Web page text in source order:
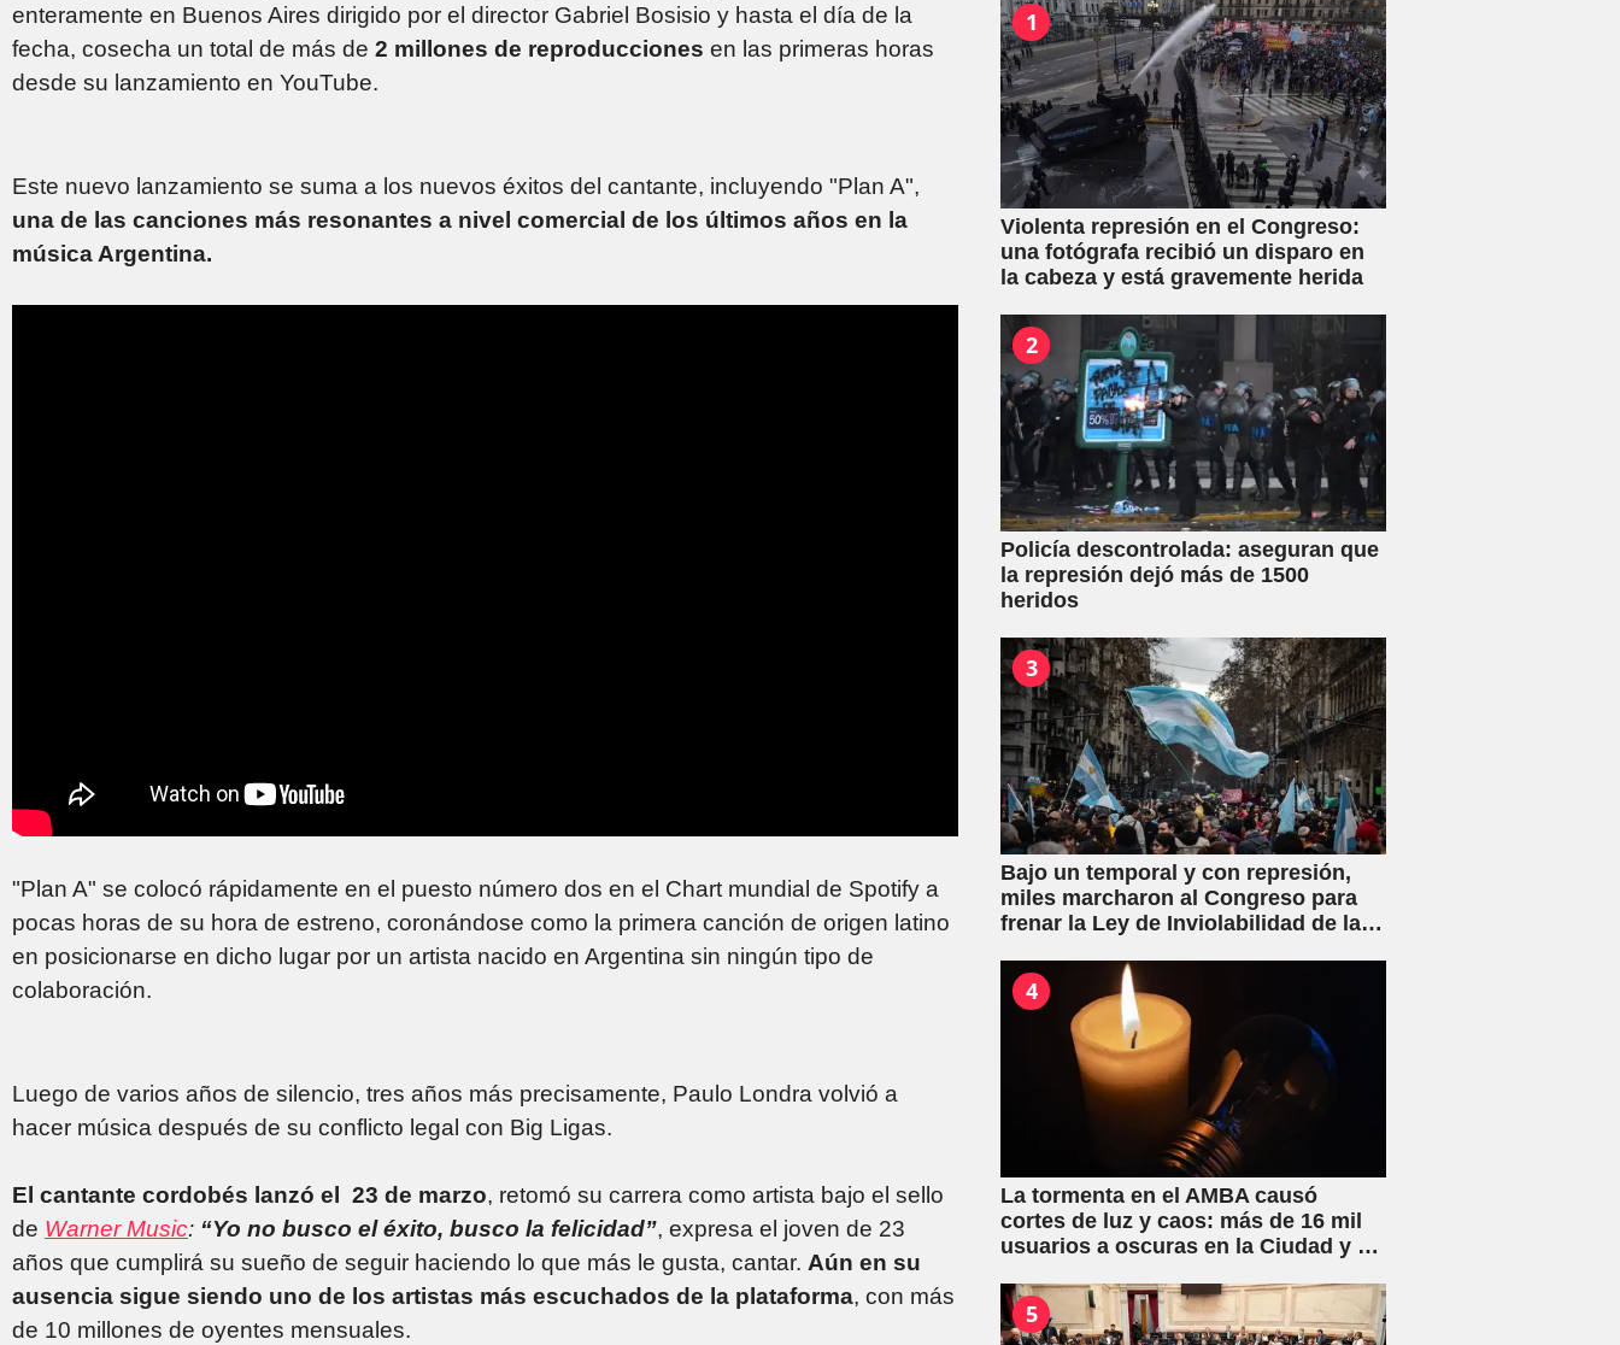
enteramente en Buenos Aires dirigido por el director Gabriel Bosisio y hasta el día de la
fecha, cosecha un total de más de 2 millones de reproducciones en las primeras horas
desde su lanzamiento en YouTube.
Este nuevo lanzamiento se suma a los nuevos éxitos del cantante, incluyendo "Plan A",
una de las canciones más resonantes a nivel comercial de los últimos años en la
música Argentina.
"Plan A" se colocó rápidamente en el puesto número dos en el Chart mundial de Spotify a
pocas horas de su hora de estreno, coronándose como la primera canción de origen latino
en posicionarse en dicho lugar por un artista nacido en Argentina sin ningún tipo de
colaboración.
Luego de varios años de silencio, tres años más precisamente, Paulo Londra volvió a
hacer música después de su conflicto legal con Big Ligas.
El cantante cordobés lanzó el 23 de marzo, retomó su carrera como artista bajo el sello
de Warner Music: “Yo no busco el éxito, busco la felicidad”, expresa el joven de 23
años que cumplirá su sueño de seguir haciendo lo que más le gusta, cantar. Aún en su
ausencia sigue siendo uno de los artistas más escuchados de la plataforma, con más
de 10 millones de oyentes mensuales.
1
Violenta represión en el Congreso:
una fotógrafa recibió un disparo en
la cabeza y está gravemente herida
2
Policía descontrolada: aseguran que
la represión dejó más de 1500
heridos
3
Bajo un temporal y con represión,
miles marcharon al Congreso para
frenar la Ley de Inviolabilidad de la
4
La tormenta en el AMBA causó
cortes de luz y caos: más de 16 mil
usuarios a oscuras en la Ciudad y el
5